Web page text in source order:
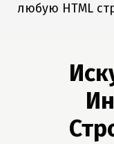
любую HTML